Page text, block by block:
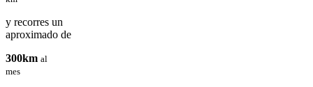
y recorres un
aproximado de
300km al
mes